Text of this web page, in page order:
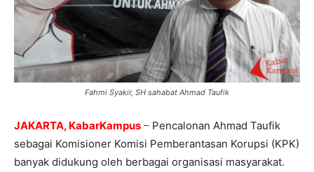
Fahmi Syakir, SH sahabat Ahmad Taufik
JAKARTA, KabarKampus – Pencalonan Ahmad Taufik
sebagai Komisioner Komisi Pemberantasan Korupsi (KPK)
banyak didukung oleh berbagai organisasi masyarakat.